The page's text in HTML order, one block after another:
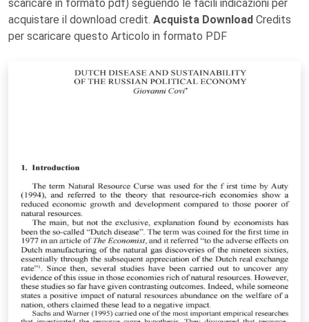
scaricare in formato pdf) seguendo le facili indicazioni per
acquistare il download credit. Acquista Download Credits
per scaricare questo Articolo in formato PDF